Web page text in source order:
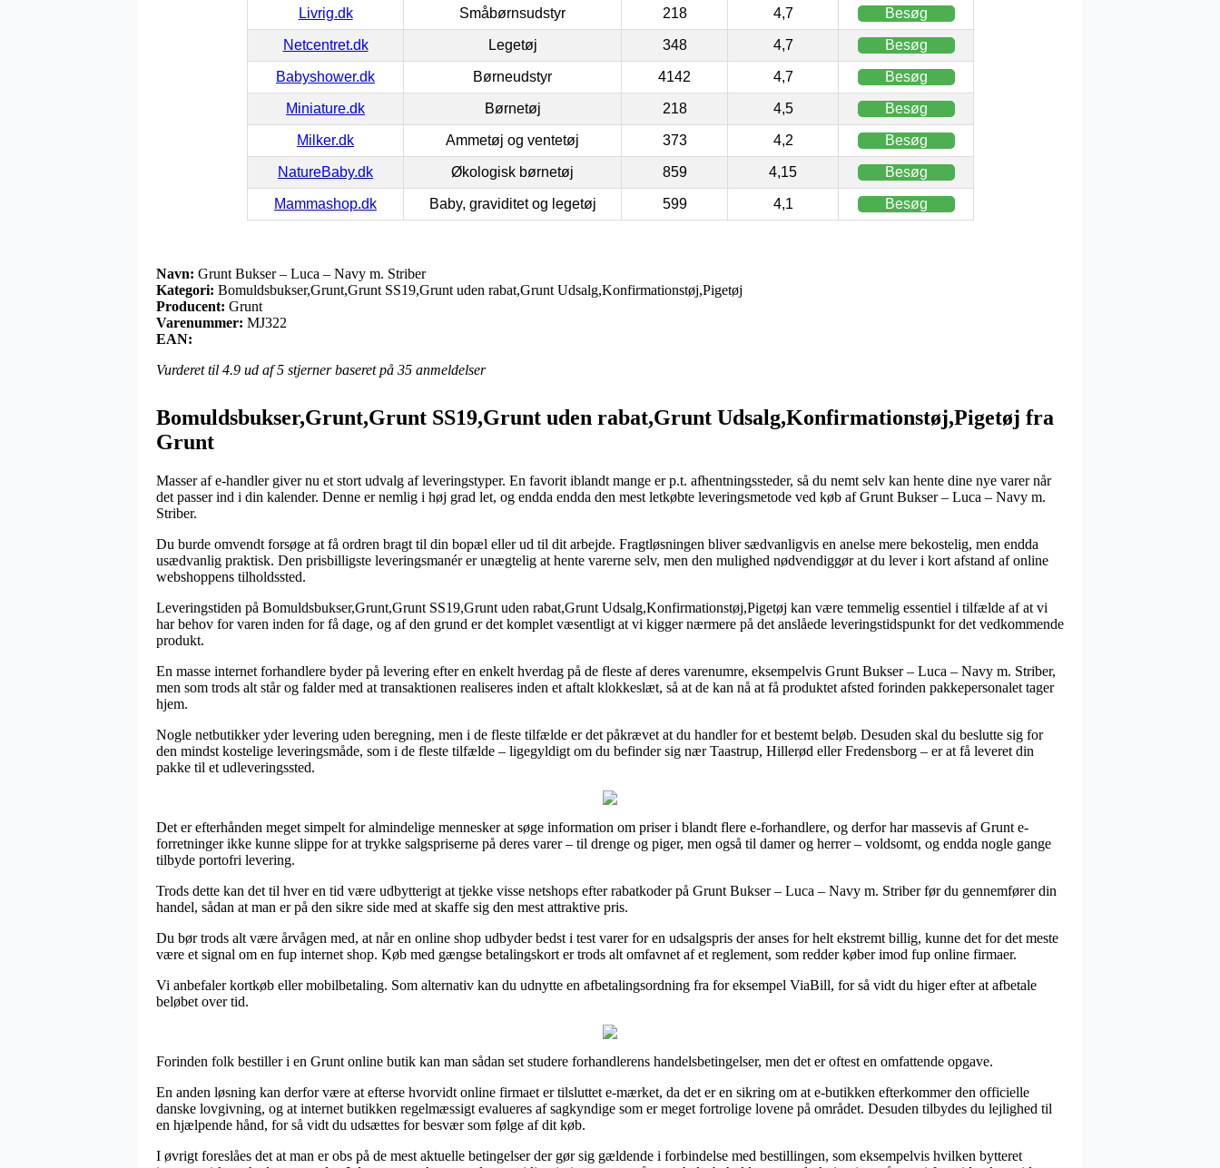
Livrig.dk Småbørnsudstyr 218 4,7 Besøg
Netcentret.dk Legetøj 348 4,7 Besøg
Babyshower.dk Børneudstyr 4142 4,7 Besøg
Miniature.dk Børnetøj 218 4,5 Besøg
Milker.dk Ammetøj og ventetøj 373 4,2 Besøg
NatureBaby.dk Økologisk børnetøj 859 4,15 Besøg
Mammashop.dk Baby, graviditet og legetøj 599 4,1 Besøg
Navn: Grunt Bukser – Luca – Navy m. Striber
Kategori: Bomuldsbukser,Grunt,Grunt SS19,Grunt uden rabat,Grunt Udsalg,Konfirmationstøj,Pigetøj
Producent: Grunt
Varenummer: MJ322
EAN:
Vurderet til 4.9 ud af 5 stjerner baseret på 35 anmeldelser
Bomuldsbukser,Grunt,Grunt SS19,Grunt uden rabat,Grunt Udsalg,Konfirmationstøj,Pigetøj fra
Grunt
Masser af e-handler giver nu et stort udvalg af leveringstyper. En favorit iblandt mange er p.t. afhentningssteder, så du nemt selv kan hente dine nye varer når
det passer ind i din kalender. Denne er nemlig i høj grad let, og endda endda den mest letkøbte leveringsmetode ved køb af Grunt Bukser – Luca – Navy m.
Striber.
Du burde omvendt forsøge at få ordren bragt til din bopæl eller ud til dit arbejde. Fragtløsningen bliver sædvanligvis en anelse mere bekostelig, men endda
usædvanlig praktisk. Den prisbilligste leveringsmanér er unægtelig at hente varerne selv, men den mulighed nødvendiggør at du lever i kort afstand af online
webshoppens tilholdssted.
Leveringstiden på Bomuldsbukser,Grunt,Grunt SS19,Grunt uden rabat,Grunt Udsalg,Konfirmationstøj,Pigetøj kan være temmelig essentiel i tilfælde af at vi
har behov for varen inden for få dage, og af den grund er det komplet væsentligt at vi kigger nærmere på det anslåede leveringstidspunkt for det vedkommende
produkt.
En masse internet forhandlere byder på levering efter en enkelt hverdag på de fleste af deres varenumre, eksempelvis Grunt Bukser – Luca – Navy m. Striber,
men som trods alt står og falder med at transaktionen realiseres inden et aftalt klokkeslæt, så at de kan nå at få produktet afsted forinden pakkepersonalet tager
hjem.
Nogle netbutikker yder levering uden beregning, men i de fleste tilfælde er det påkrævet at du handler for et bestemt beløb. Desuden skal du beslutte sig for
den mindst kostelige leveringsmåde, som i de fleste tilfælde – ligegyldigt om du befinder sig nær Taastrup, Hillerød eller Fredensborg – er at få leveret din
pakke til et udleveringssted.
Det er efterhånden meget simpelt for almindelige mennesker at søge information om priser i blandt flere e-forhandlere, og derfor har massevis af Grunt e-
forretninger ikke kunne slippe for at trykke salgspriserne på deres varer – til drenge og piger, men også til damer og herrer – voldsomt, og endda nogle gange
tilbyde portofri levering.
Trods dette kan det til hver en tid være udbytterigt at tjekke visse netshops efter rabatkoder på Grunt Bukser – Luca – Navy m. Striber før du gennemfører din
handel, sådan at man er på den sikre side med at skaffe sig den mest attraktive pris.
Du bør trods alt være årvågen med, at når en online shop udbyder bedst i test varer for en udsalgspris der anses for helt ekstremt billig, kunne det for det meste
være et signal om en fup internet shop. Køb med gængse betalingskort er trods alt omfavnet af et reglement, som redder køber imod fup online firmaer.
Vi anbefaler kortkøb eller mobilbetaling. Som alternativ kan du udnytte en afbetalingsordning fra for eksempel ViaBill, for så vidt du higer efter at afbetale
beløbet over tid.
Forinden folk bestiller i en Grunt online butik kan man sådan set studere forhandlerens handelsbetingelser, men det er oftest en omfattende opgave.
En anden løsning kan derfor være at efterse hvorvidt online firmaet er tilsluttet e-mærket, da det er en sikring om at e-butikken efterkommer den officielle
danske lovgivning, og at internet butikken regelmæssigt evalueres af sagkyndige som er meget fortrolige lovene på området. Desuden tilbydes du lejlighed til
en hjælpende hånd, for så vidt du udsættes for besvær som følge af dit køb.
I øvrigt foreslåes det at man er obs på de mest aktuelle betingelser der gør sig gældende i forbindelse med bestillingen, som eksempelvis hvilken bytteret